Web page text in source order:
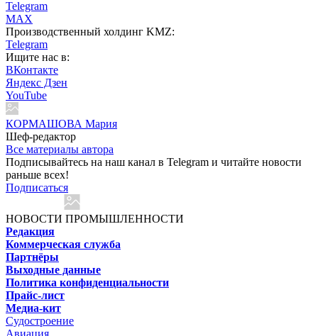
Telegram
MAX
Производственный холдинг KMZ:
Telegram
Ищите нас в:
ВКонтакте
Яндекс Дзен
YouTube
КОРМАШОВА Мария
Шеф-редактор
Все материалы автора
Подписывайтесь на наш канал в Telegram и читайте новости
раньше всех!
Подписаться
НОВОСТИ ПРОМЫШЛЕННОСТИ
Редакция
Коммерческая служба
Партнёры
Выходные данные
Политика конфиденциальности
Прайс-лист
Медиа-кит
Судостроение
Авиация